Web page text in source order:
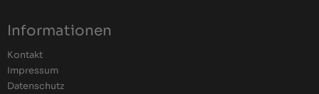
Informationen
Kontakt
Impressum
Datenschutz